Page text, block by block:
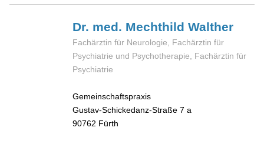
Dr. med. MechthildWalther
Fachärztin für Neurologie, Fachärztin für
Psychiatrie und Psychotherapie, Fachärztin für
Psychiatrie
Gemeinschaftspraxis
Gustav-Schickedanz-Straße 7 a
90762 Fürth